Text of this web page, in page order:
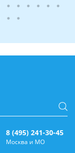
8 (495) 241-30-45
Москва и МО